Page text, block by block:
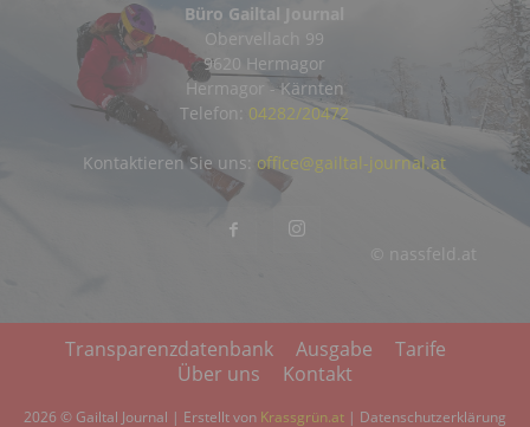
Büro Gailtal Journal
Obervellach 99
9620 Hermagor
Hermagor - Kärnten
Telefon: 04282/20472
© nassfeld.at
Kontaktieren Sie uns: office@gailtal-journal.at
Transparenzdatenbank Ausgabe
Tarife
Über uns
Kontakt
2026 © Gailtal Journal | Erstellt von Krassgrün.at | Datenschutzerklärung